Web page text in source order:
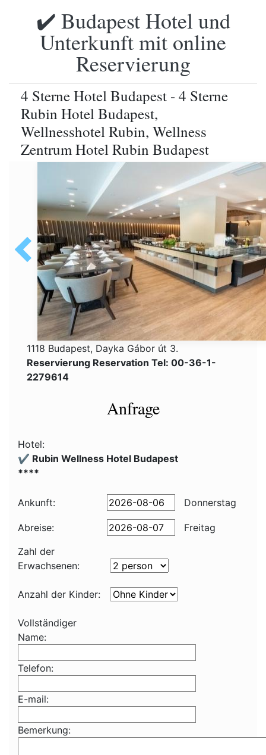
✔️ Budapest Hotel und
Unterkunft mit online
Reservierung
4 Sterne Hotel Budapest - 4 Sterne
Rubin Hotel Budapest,
Wellnesshotel Rubin, Wellness
Zentrum Hotel Rubin Budapest
1118 Budapest, Dayka Gábor út 3.
Reservierung Reservation Tel: 00-36-1-
2279614
Anfrage
Hotel:
✔️ Rubin Wellness Hotel Budapest
****
Ankunft: Donnerstag
Abreise:
Freitag
Zahl der
Erwachsenen:
Anzahl der Kinder:
Vollständiger
Name:
Telefon:
E-mail:
Bemerkung: